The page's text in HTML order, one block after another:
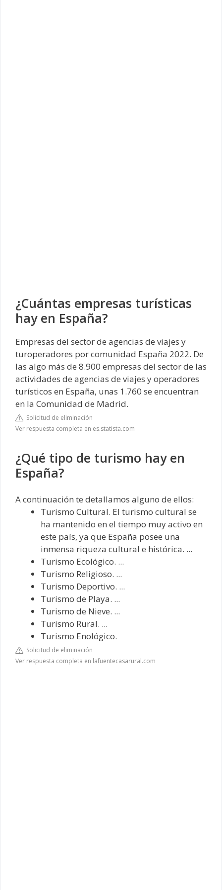
¿Cuántas empresas turísticas
hay en España?
Empresas del sector de agencias de viajes y
turoperadores por comunidad España 2022. De
las algo más de 8.900 empresas del sector de las
actividades de agencias de viajes y operadores
turísticos en España, unas 1.760 se encuentran
en la Comunidad de Madrid.
Solicitud de eliminación
Ver respuesta completa en es.statista.com
¿Qué tipo de turismo hay en
España?
A continuación te detallamos alguno de ellos:
Turismo Cultural. El turismo cultural se
ha mantenido en el tiempo muy activo en
este país, ya que España posee una
inmensa riqueza cultural e histórica. ...
Turismo Ecológico. ...
Turismo Religioso. ...
Turismo Deportivo. ...
Turismo de Playa. ...
Turismo de Nieve. ...
Turismo Rural. ...
Turismo Enológico.
Solicitud de eliminación
Ver respuesta completa en lafuentecasarural.com